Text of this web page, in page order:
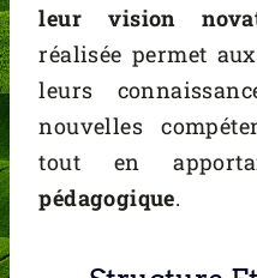
leur vision
réalisée permet
leurs
nouvelles
tout en
pédagogique.